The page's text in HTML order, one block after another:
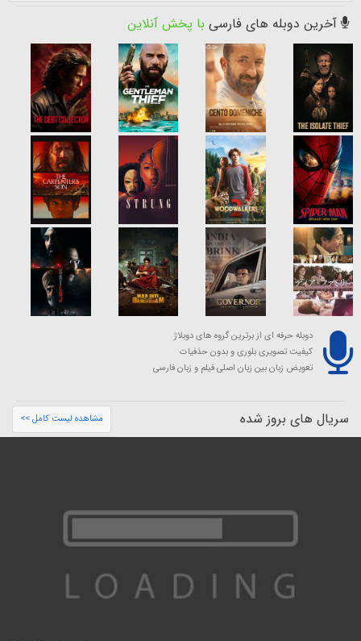
آخرین دوبله های فارسی با پخش آنلاین
دوبله حرفه ای از برترین گروه های دوبلاژ
کیفیت تصویری بلوری و بدون حذفیات
تعویض زبان بین زبان اصلی فیلم و زبان فارسی
سریال های بروز شده مشاهده لیست کامل >>